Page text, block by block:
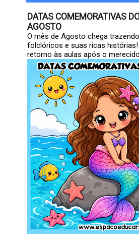
DATAS COMEMORATIVAS
AGOSTO
O mês de Agosto chega
folclóricos e suas ricas histórias!
retorno às aulas após o